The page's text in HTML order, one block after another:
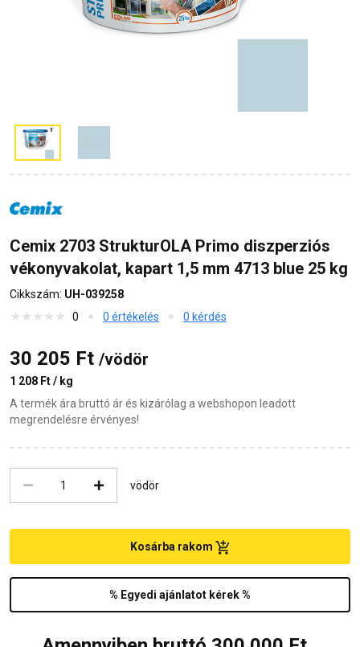
Cemix 2703 StrukturOLA Primo diszperziós
vékonyvakolat, kapart 1,5 mm 4713 blue 25 kg
Cikkszám: UH-039258
0
0 értékelés 0 kérdés
30 205 Ft /vödör
1 208 Ft / kg
A termék ára bruttó ár és kizárólag a webshopon leadott
megrendelésre érvényes!
vödör
% Egyedi ajánlatot kérek %
Kosárba rakom